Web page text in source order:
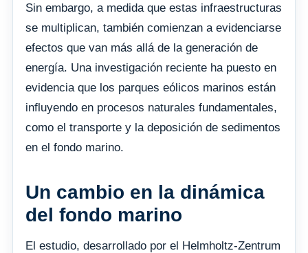
Sin embargo, a medida que estas infraestructuras
se multiplican, también comienzan a evidenciarse
efectos que van más allá de la generación de
energía. Una investigación reciente ha puesto en
evidencia que los parques eólicos marinos están
influyendo en procesos naturales fundamentales,
como el transporte y la deposición de sedimentos
en el fondo marino.
Un cambio en la dinámica
del fondo marino
El estudio, desarrollado por el Helmholtz-Zentrum